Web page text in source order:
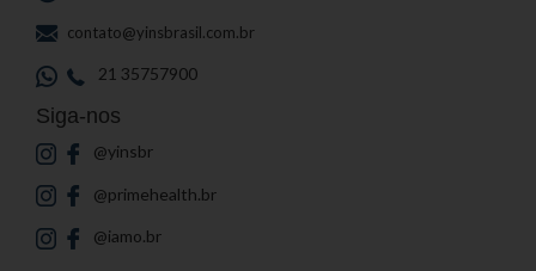
contato@yinsbrasil.com.br
21 35757900
Siga-nos
@yinsbr
@primehealth.br
@iamo.br